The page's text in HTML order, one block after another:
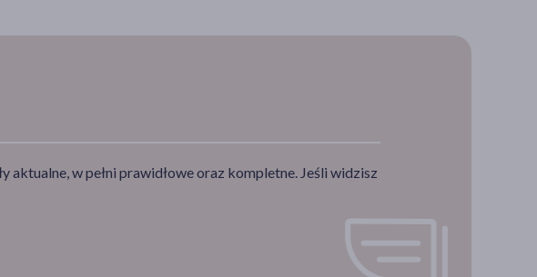
w pełni prawidłowe oraz kompletne. Jeśli widzisz